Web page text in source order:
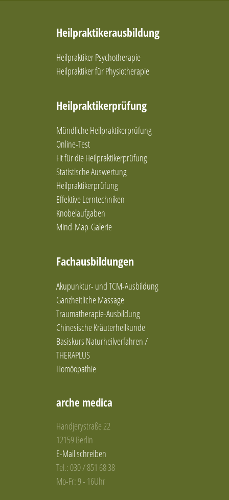
Heilpraktikerausbildung
Heilpraktiker Psychotherapie
Heilpraktiker für Physiotherapie
Heilpraktikerprüfung
Mündliche Heilpraktikerprüfung
Online-Test
Fit für die Heilpraktikerprüfung
Statistische Auswertung
Heilpraktikerprüfung
Effektive Lerntechniken
Knobelaufgaben
Mind-Map-Galerie
Fachausbildungen
Akupunktur- und TCM-Ausbildung
Ganzheitliche Massage
Traumatherapie-Ausbildung
Chinesische Kräuterheilkunde
Basiskurs Naturheilverfahren /
THERAPLUS
Homöopathie
arche medica
Handjerystraße 22
12159 Berlin
E-Mail schreiben
Tel.: 030 / 851 68 38
Mo-Fr: 9 - 16Uhr